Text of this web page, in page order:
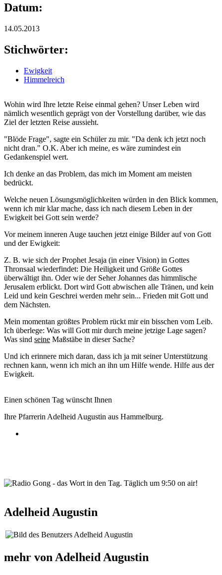
Datum:
14.05.2013
Stichwörter:
Ewigkeit
Himmelreich
Wohin wird Ihre letzte Reise einmal gehen? Unser Leben wird
nämlich wesentlich geprägt von der Vorstellung darüber, wie das
Ziel der letzten Reise aussieht.
"Blöde Frage", sagte ein Schüler zu mir. "Da denk ich jetzt noch
nicht dran." O.K. Aber ich meine, es wäre zumindest ein
Gedankenspiel wert.
Ich denke an das Problem, das mich im Moment am meisten
bedrückt.
Welche neuen Lösungsmöglichkeiten würden in den Blick kommen,
wenn ich mir klar mache, dass ich nach diesem Leben in der
Ewigkeit bei Gott sein werde?
Vor meinem inneren Auge tauchen jetzt einige Bilder auf von Gott
und der Ewigkeit:
Z. B. wie sich der Prophet Jesaja (in einer Vision) in Gottes
Thronsaal wiederfindet: Die Heiligkeit und Größe Gottes
überwältigt ihn. Oder wie der Seher Johannes das himmlische
Jerusalem erblickt. Dort wird Gott abwischen alle Tränen, und kein
Leid und kein Geschrei werden mehr sein... Frieden mit Gott und
dem Nächsten.
Mein momentan größtes Problem rückt mir ein bisschen vom Leib.
Ich überlege: Was will Gott mir durch meine jetzige Lage sagen?
Was sind seine Maßstäbe in dieser Sache?
Und ich erinnere mich daran, dass ich ja mit seiner Unterstützung
rechnen kann, wenn ich mich an ihn um Hilfe wende. Hilfe aus der
Ewigkeit.
Einen schönen Tag wünscht Ihnen
Ihre Pfarrerin Adelheid Augustin aus Hammelburg.
Adelheid Augustin
mehr von Adelheid Augustin